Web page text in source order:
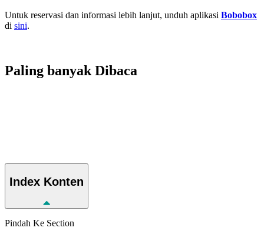
Untuk reservasi dan informasi lebih lanjut, unduh aplikasi Bobobox
di sini.
Paling banyakDibaca
Index Konten
Pindah Ke Section